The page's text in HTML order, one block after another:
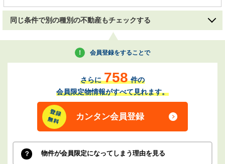
同じ条件で別の種別の不動産もチェックする
会員登録をすることで
さらに 758 件の
会員限定物情報がすべて見れます。
カンタン会員登録
物件が会員限定になってしまう理由を見る